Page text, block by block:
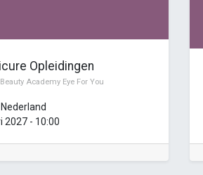
Opleidingen
Beauty Academy Eye For You
Nederland
2027 - 10:00